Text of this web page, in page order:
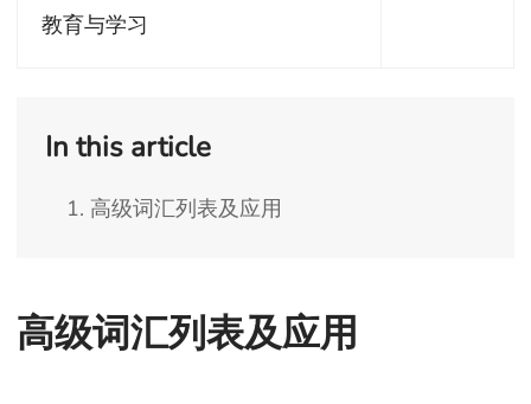
教育与学习
In this article
1. 高级词汇列表及应用
高级词汇列表及应用